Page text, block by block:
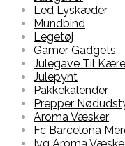
Led Lyskæder
Mundbind
Legetøj
Gamer Gadgets
Julegave Til
Julepynt
Pakkekalender
Prepper
Aroma Væsker
Fc Barcelona